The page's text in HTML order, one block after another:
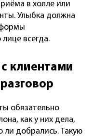
в холле или
Улыбка должна
всегда.
клиентами
обязательно
как у них дела,
ли добрались. Такую